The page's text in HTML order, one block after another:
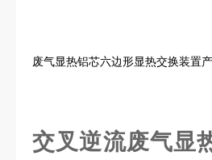
废气显热铝芯六边形显热交换装置
交叉逆流废气显